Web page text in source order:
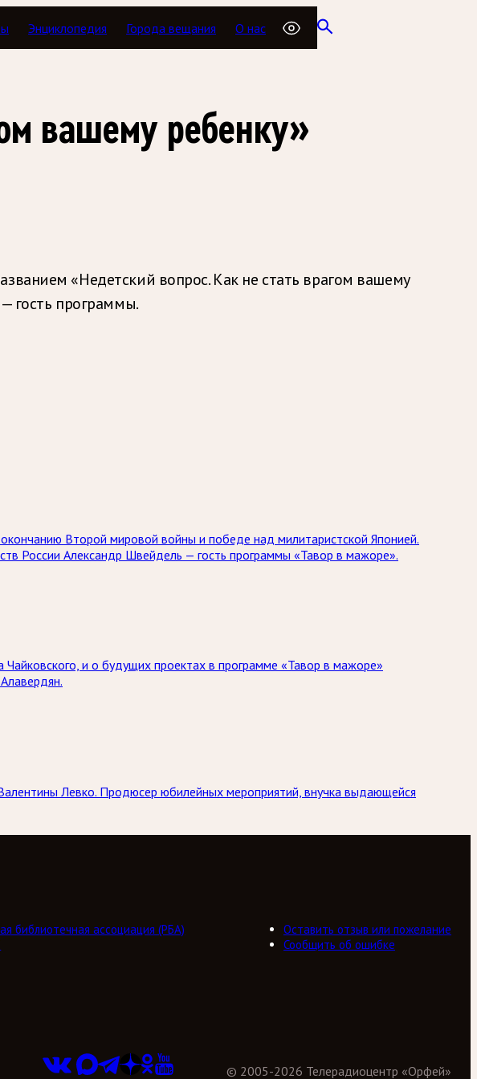
Энциклопедия Города вещания О нас
вашему ребенку»
«Недетский вопрос. Как не стать врагом вашему
гость программы.
Второй мировой войны и победе над милитаристской Японией.
России Александр Швейдель — гость программы «Тавор в мажоре».
и о будущих проектах в программе «Тавор в мажоре»
Левко. Продюсер юбилейных мероприятий, внучка выдающейся
библиотечная ассоциация (РБА)
Оставить отзыв или пожелание
Сообщить об ошибке
© 2005-2026 Телерадиоцентр «Орфей»